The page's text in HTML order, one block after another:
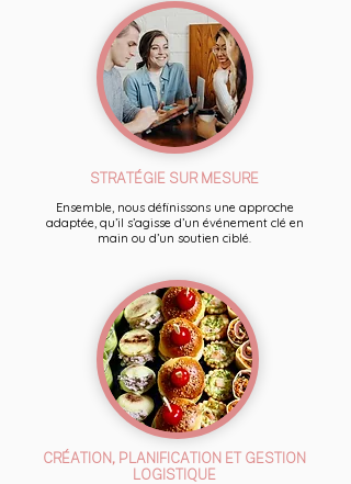
STRATÉGIE SUR MESURE
Ensemble, nous définissons une approche
adaptée, qu’il s’agisse d’un événement clé en
main ou d’un soutien ciblé.
CRÉATION, PLANIFICATION ET GESTION
LOGISTIQUE